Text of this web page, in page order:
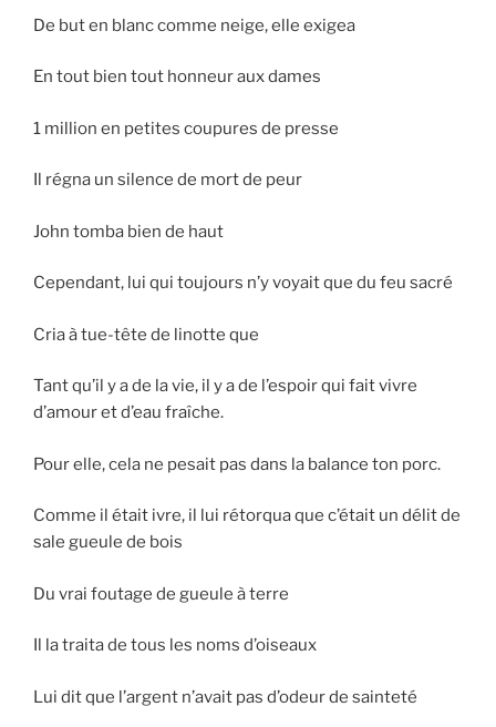
De but en blanc comme neige, elle exigea
En tout bien tout honneur aux dames
1 million en petites coupures de presse
Il régna un silence de mort de peur
John tomba bien de haut
Cependant, lui qui toujours n’y voyait que du feu sacré
Cria à tue-tête de linotte que
Tant qu’il y a de la vie, il y a de l’espoir qui fait vivre
d’amour et d’eau fraîche.
Pour elle, cela ne pesait pas dans la balance ton porc.
Comme il était ivre, il lui rétorqua que c’était un délit de
sale gueule de bois
Du vrai foutage de gueule à terre
Il la traita de tous les noms d’oiseaux
Lui dit que l’argent n’avait pas d’odeur de sainteté